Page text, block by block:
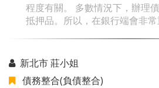
程度有關。 多數情況下，辦理
抵押品。所以，在銀行端會非
新北市 莊小姐
債務整合(負債整合)